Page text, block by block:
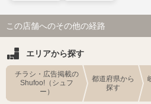
この店舗へのその他の経路
エリアから探す
チラシ・広告掲載の
Shufoo!（シュフ
ー）
都道府県から
探す